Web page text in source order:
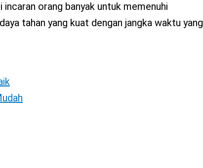
orang banyak untuk memenuhi
tahan yang kuat dengan jangka waktu yang